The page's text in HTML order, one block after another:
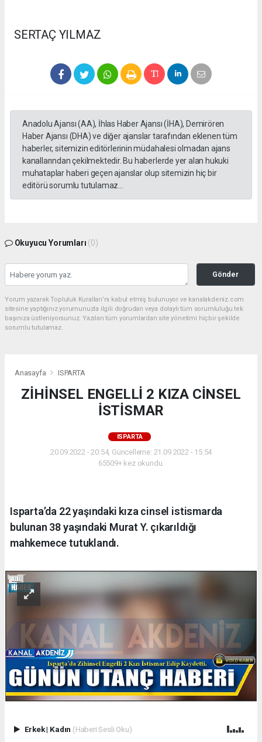
SERTAÇ YILMAZ
Anadolu Ajansı (AA), İhlas Haber Ajansı (İHA), Demirören
Haber Ajansı (DHA) ve diğer ajanslar tarafından eklenen tüm
haberler, sitemizin editörlerinin müdahalesi olmadan ajans
kanallarından çekilmektedir. Bu haberlerde yer alan hukuki
muhataplar haberi geçen ajanslar olup sitemizin hiç bir
editörü sorumlu tutulamaz...
Okuyucu Yorumları (0)
Gönder
Yorum yazarak Topluluk Kuralları’nı kabul etmiş bulunuyor ve kanalakdeniz.com
sitesine yaptığınız yorumunuzla ilgili doğrudan veya dolaylı tüm sorumluluğu tek
başınıza üstleniyorsunuz. Yazılan tüm yorumlardan site yönetimi hiçbir şekilde
sorumlu tutulamaz.
Anasayfa ISPARTA
ZİHİNSEL ENGELLİ 2 KIZA CİNSEL
İSTİSMAR
ISPARTA
20.09.2022 - 20:54, Güncelleme: 21.09.2022 - 15:54
65509+ kez okundu.
Isparta’da 22 yaşındaki kıza cinsel istismarda
bulunan 38 yaşındaki Murat Y. çıkarıldığı
mahkemece tutuklandı.
Erkek| Kadın (Haberi Sesli Oku)